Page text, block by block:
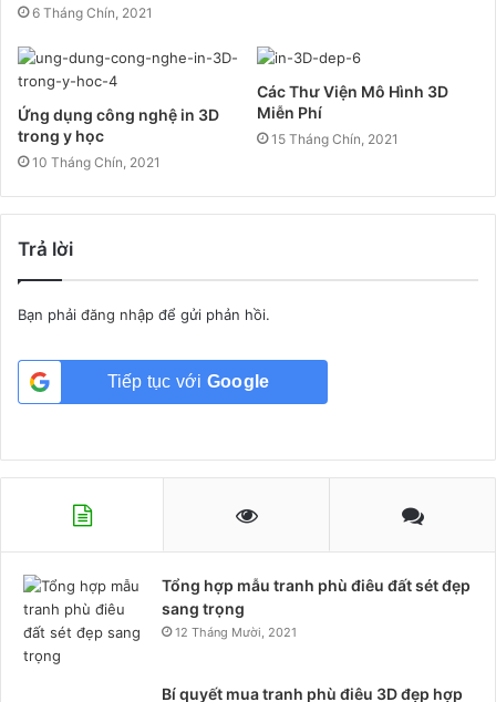
6 Tháng Chín, 2021
Ứng dụng công nghệ in 3D
trong y học
10 Tháng Chín, 2021
Các Thư Viện Mô Hình 3D
Miễn Phí
15 Tháng Chín, 2021
Trả lời
Bạn phải đăng nhập để gửi phản hồi.
Tiếp tục với Google
Tổng hợp mẫu tranh phù điêu đất sét đẹp
sang trọng
12 Tháng Mười, 2021
Bí quyết mua tranh phù điêu 3D đẹp hợp